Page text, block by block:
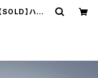
】ハイブ